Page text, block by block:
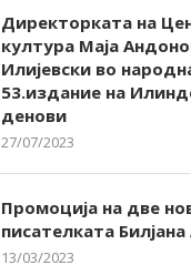
Директорката на
култура Маја
Илијевски во
53.издание на
денови
27/07/2023
Промоција на две
писателката
13/03/2023